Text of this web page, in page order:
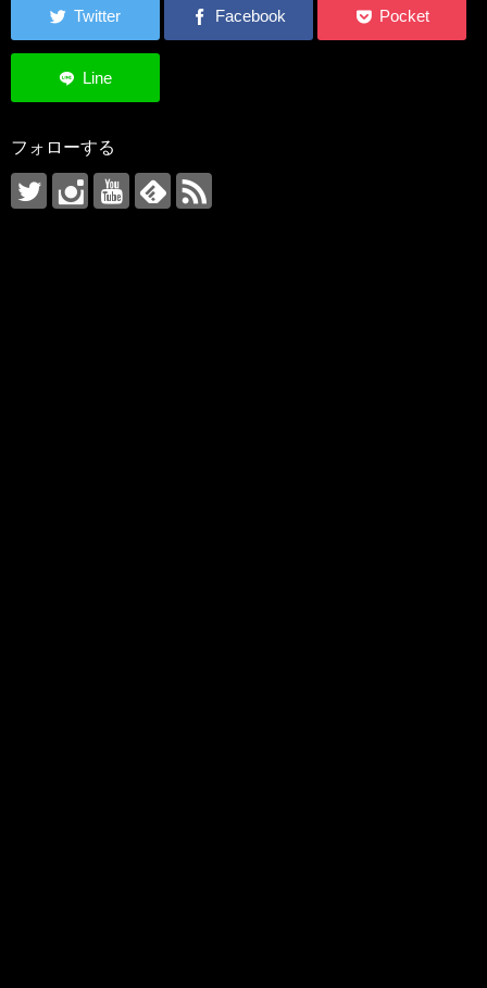
フォローする